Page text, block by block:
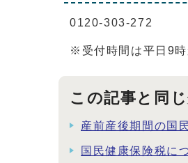
0120-303-272
※受付時間は平日9
この記事と同
産前産後期間の国
国民健康保険税に